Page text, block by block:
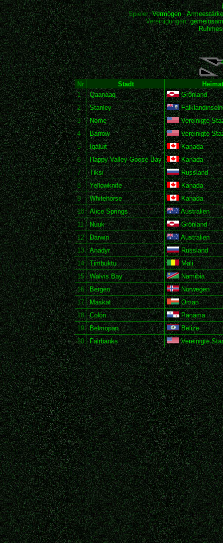
Spieler:Vermögen-Armeestärke
Vereinigungen:
Nr Stadt
1
Qaanaaq
Grönland
2
Stanley
Falklandinseln
3
Nome
Vereinigte
4
Barrow
Vereinigte
5
Iqaluit
Kanada
6
Happy Valley-Goose Bay
Kanada
7
Tiksi
Russland
8
Yellowknife
Kanada
9
Whitehorse
Kanada
10
Alice Springs
Australien
11
Nuuk
Grönland
12
Darwin
Australien
13
Anadyr
Russland
14
Timbuktu
Mali
15
Walvis Bay
Namibia
16
Bergen
Norwegen
17
Maskat
Oman
18
Colón
Panama
19
Belmopan
Belize
20
Fairbanks Vereinigte